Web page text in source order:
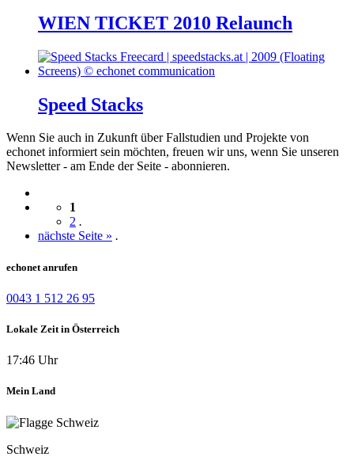
WIEN TICKET 2010 Relaunch
Speed Stacks
Wenn Sie auch in Zukunft über Fallstudien und Projekte von
echonet informiert sein möchten, freuen wir uns, wenn Sie unseren
Newsletter - am Ende der Seite - abonnieren.
1
2 .
nächste Seite » .
echonet anrufen
0043 1 512 26 95
Lokale Zeit in Österreich
17:46 Uhr
Mein Land
Schweiz